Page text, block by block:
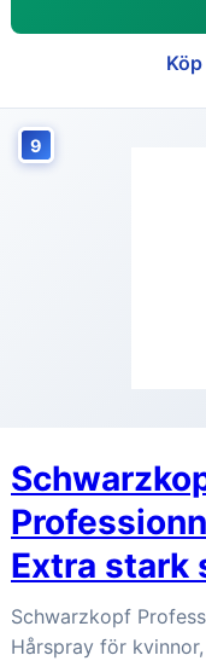
9
Extra stark
Schwarzkopf
Hårspray för